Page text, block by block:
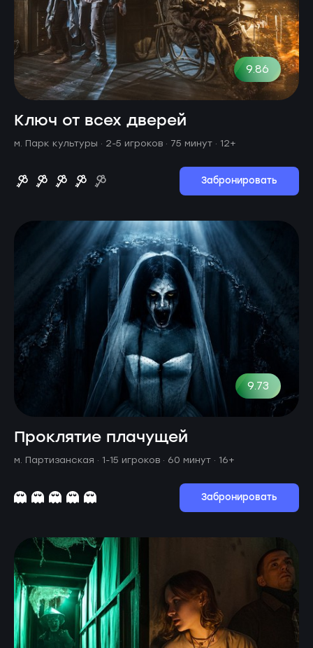
9.86
Ключ от всех дверей
м. Парк культуры · 2-5 игроков · 75 минут · 12+
Забронировать
9.73
Проклятие плачущей
м. Партизанская · 1-15 игроков · 60 минут · 16+
Забронировать